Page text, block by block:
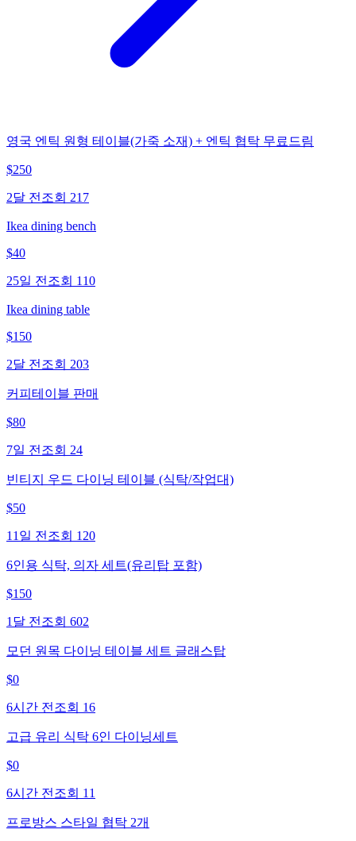
영국 엔틱 원형 테이블(가죽 소재) + 엔틱 협탁 무료드림
$250
2달 전 조회 217
Ikea dining bench
$40
25일 전 조회 110
Ikea dining table
$150
2달 전 조회 203
커피테이블 판매
$80
7일 전 조회 24
빈티지 우드 다이닝 테이블 (식탁/작업대)
$50
11일 전 조회 120
6인용 식탁, 의자 세트(유리탑 포함)
$150
1달 전 조회 602
모던 원목 다이닝 테이블 세트 글래스탑
$0
6시간 전 조회 16
고급 유리 식탁 6인 다이닝세트
$0
6시간 전 조회 11
프로방스 스타일 협탁 2개